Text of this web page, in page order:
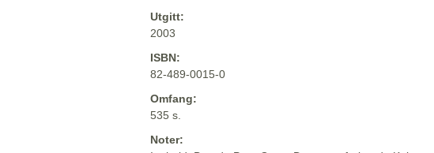
Utgitt:
2003
ISBN:
82-489-0015-0
Omfang:
535 s.
Noter: